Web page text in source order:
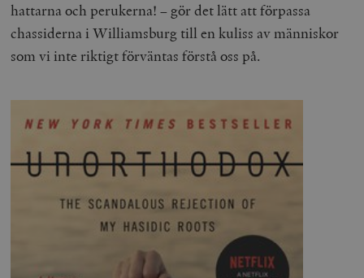
hattarna och perukerna! – gör det lätt att förpassa
chassiderna i Williamsburg till en kuliss av människor
som vi inte riktigt förväntas förstå oss på.